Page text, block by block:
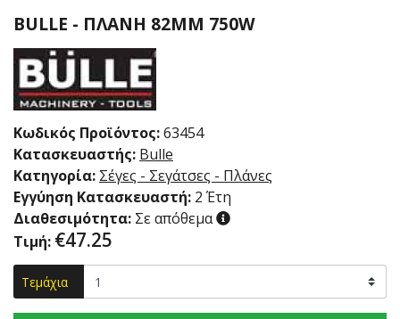
BULLE - ΠΛΆΝΗ 82MM 750W
Κωδικός Προϊόντος:63454
Κατασκευαστής: Bulle
Κατηγορία: Σέγες - Σεγάτσες - Πλάνες
Εγγύηση Κατασκευαστή: 2 Έτη
Διαθεσιμότητα: Σε απόθεμα
Τιμή: €47.25
Τεμάχια